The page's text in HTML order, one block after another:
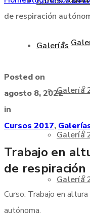
Galerías
Galería
Galería
Galería
de respiración
Posted on
agosto 8, 2022
in
Cursos 2017,
Trabajo en
de
Curso: Trabajo en
autónoma.